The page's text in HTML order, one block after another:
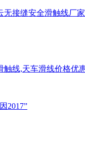
无接缝安全滑触线厂家
触线,天车滑线价格优
2017”